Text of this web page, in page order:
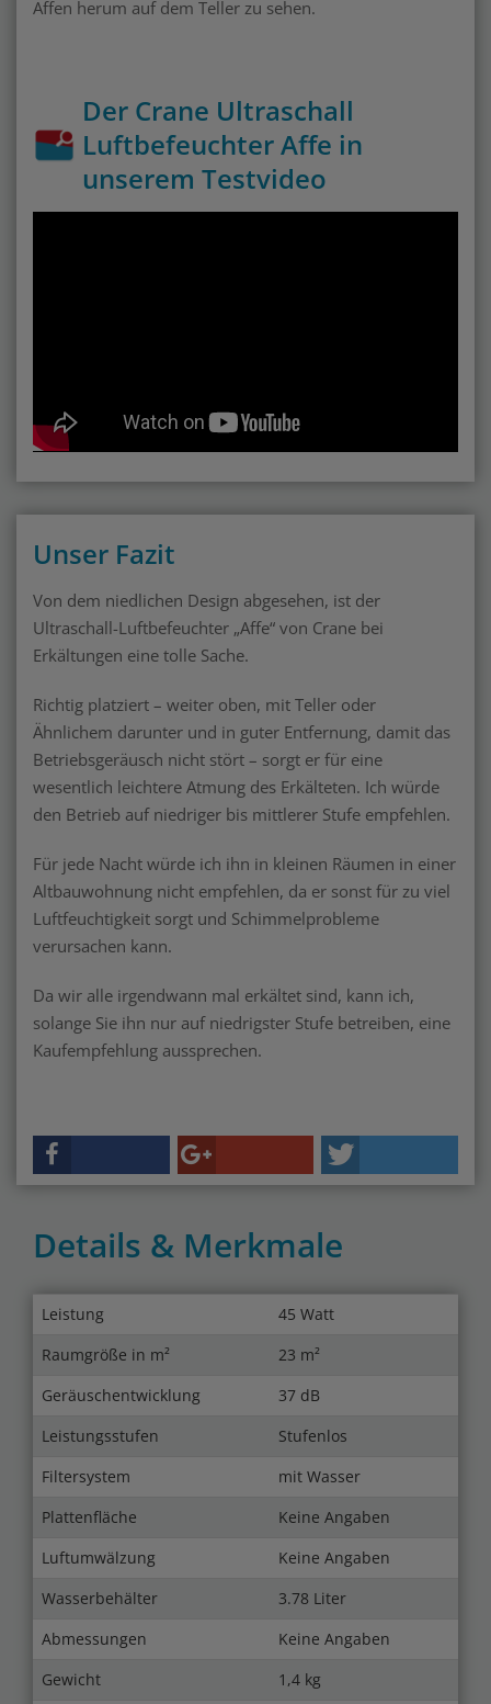
Affen herum auf dem Teller zu sehen.
Der Crane Ultraschall
Luftbefeuchter Affe in
unserem Testvideo
Unser Fazit
Von dem niedlichen Design abgesehen, ist der
Ultraschall-Luftbefeuchter „Affe“ von Crane bei
Erkältungen eine tolle Sache.
Richtig platziert – weiter oben, mit Teller oder
Ähnlichem darunter und in guter Entfernung, damit das
Betriebsgeräusch nicht stört – sorgt er für eine
wesentlich leichtere Atmung des Erkälteten. Ich würde
den Betrieb auf niedriger bis mittlerer Stufe empfehlen.
Für jede Nacht würde ich ihn in kleinen Räumen in einer
Altbauwohnung nicht empfehlen, da er sonst für zu viel
Luftfeuchtigkeit sorgt und Schimmelprobleme
verursachen kann.
Da wir alle irgendwann mal erkältet sind, kann ich,
solange Sie ihn nur auf niedrigster Stufe betreiben, eine
Kaufempfehlung aussprechen.
Details & Merkmale
Leistung
45 Watt
Raumgröße in m²
23 m²
Geräuschentwicklung
37 dB
Leistungsstufen
Stufenlos
Filtersystem
mit Wasser
Plattenfläche
Keine Angaben
Luftumwälzung
Keine Angaben
Wasserbehälter
3.78 Liter
Abmessungen
Keine Angaben
Gewicht
1,4 kg